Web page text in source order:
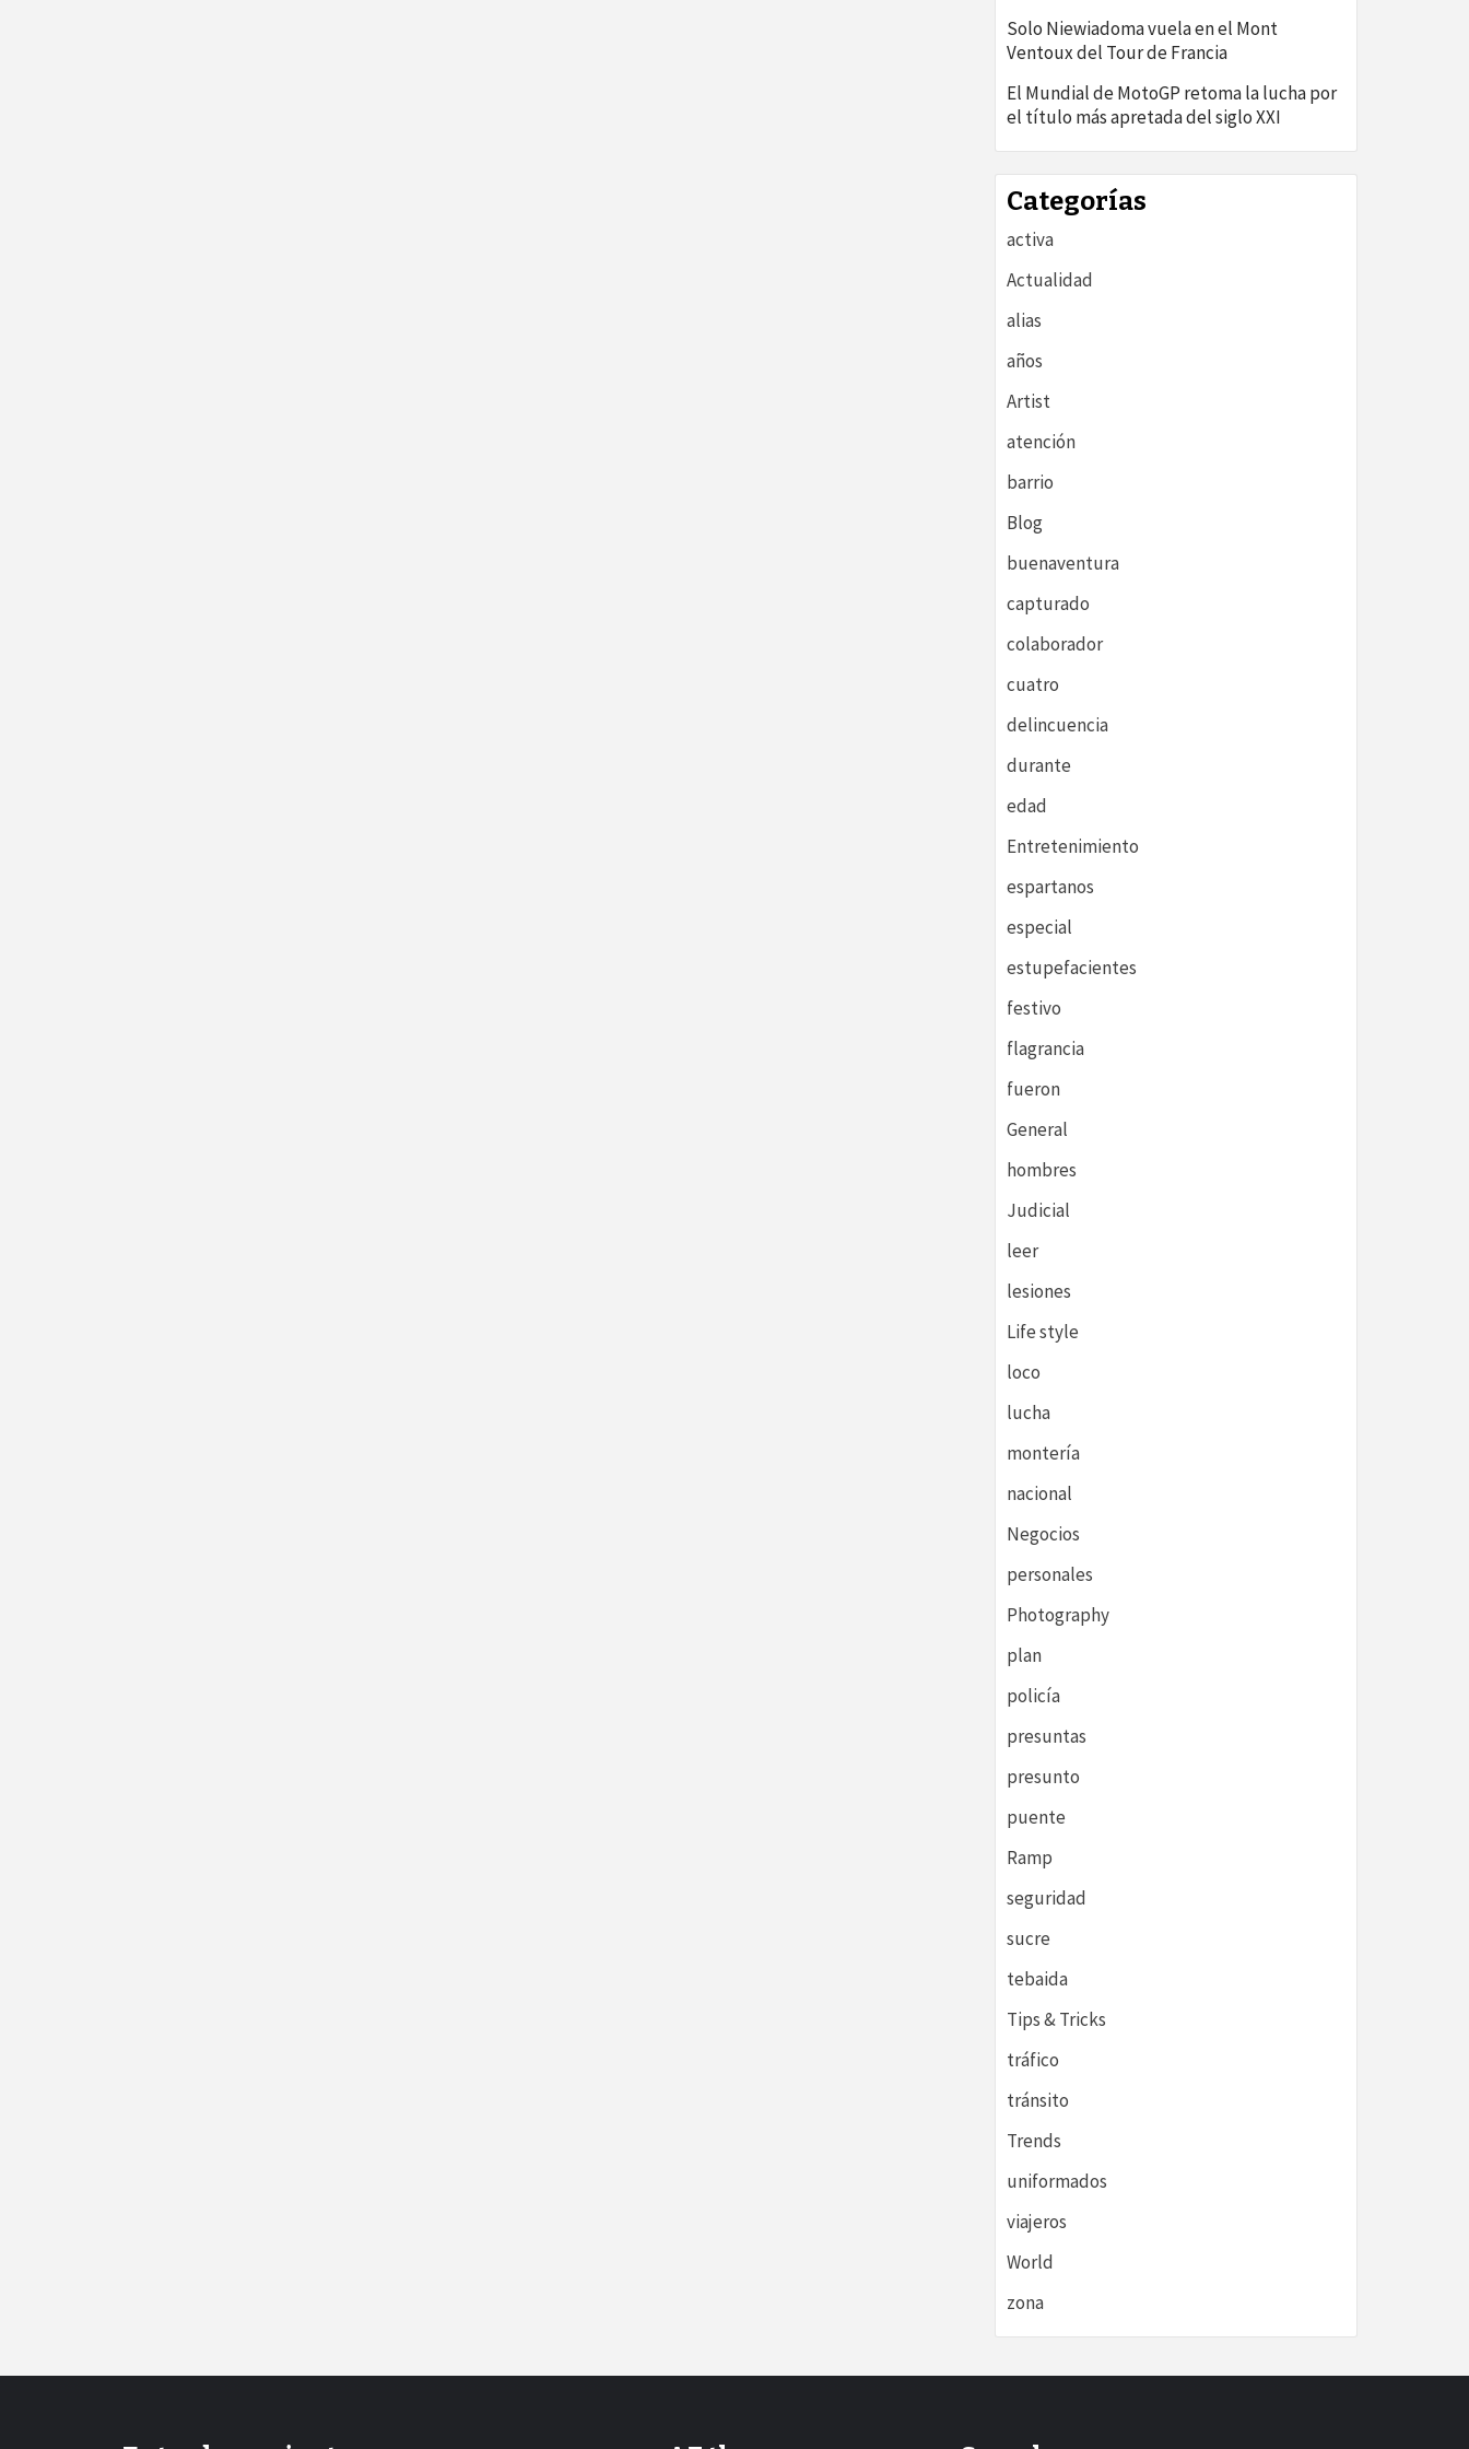
Solo Niewiadoma vuela en el Mont
Ventoux del Tour de Francia
El Mundial de MotoGP retoma la lucha por
el título más apretada del siglo XXI
Categorías
activa
Actualidad
alias
años
Artist
atención
barrio
Blog
buenaventura
capturado
colaborador
cuatro
delincuencia
durante
edad
Entretenimiento
espartanos
especial
estupefacientes
festivo
flagrancia
fueron
General
hombres
Judicial
leer
lesiones
Life style
loco
lucha
montería
nacional
Negocios
personales
Photography
plan
policía
presuntas
presunto
puente
Ramp
seguridad
sucre
tebaida
Tips & Tricks
tráfico
tránsito
Trends
uniformados
viajeros
World
zona